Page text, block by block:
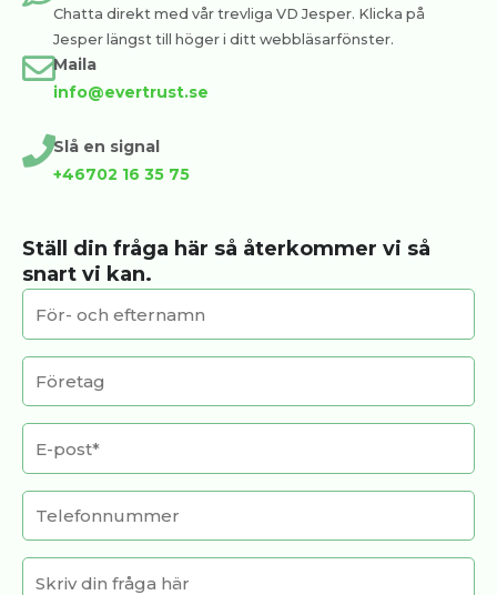
Chatta direkt med vår trevliga VD Jesper. Klicka på
Jesper längst till höger i ditt webbläsarfönster.
Maila
info@evertrust.se
Slå en signal
+46702 16 35 75
Ställ din fråga här så återkommer vi så
snart vi kan.